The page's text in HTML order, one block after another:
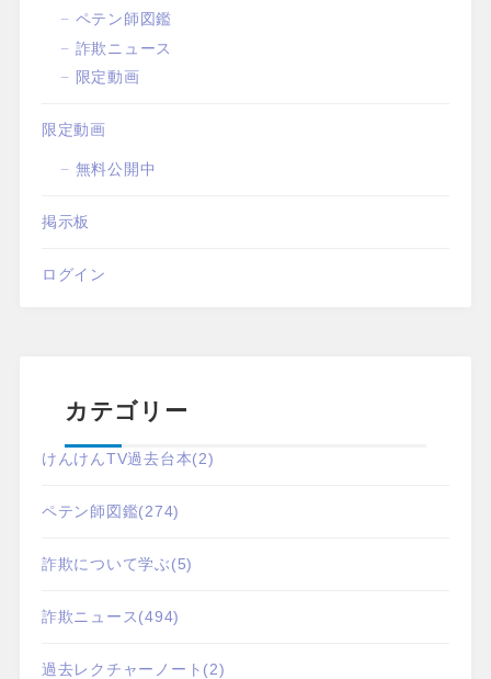
ペテン師図鑑
詐欺ニュース
限定動画
限定動画
無料公開中
掲示板
ログイン
カテゴリー
けんけんTV過去台本(2)
ペテン師図鑑(274)
詐欺について学ぶ(5)
詐欺ニュース(494)
過去レクチャーノート (2)